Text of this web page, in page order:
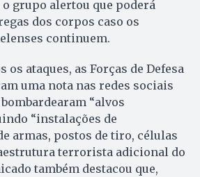
o grupo alertou que poderá
dos corpos caso os
continuem.
os ataques, as Forças de Defesa
uma nota nas redes sociais
“alvos
“instalações de
armas, postos de tiro, células
terrorista adicional do
também destacou que,